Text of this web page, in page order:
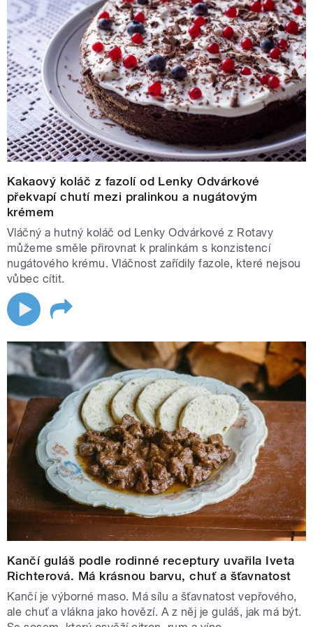
Kakaový koláč z fazolí od Lenky Odvárkové
překvapí chutí mezi pralinkou a nugátovým
krémem
Vláčný a hutný koláč od Lenky Odvárkové z Rotavy
můžeme směle přirovnat k pralinkám s konzistencí
nugátového krému. Vláčnost zařídily fazole, které nejsou
vůbec cítit.
Kančí guláš podle rodinné receptury uvařila Iveta
Richterová. Má krásnou barvu, chuť a šťavnatost
Kančí je výborné maso. Má sílu a šťavnatost vepřového,
ale chuť a vlákna jako hovězí. A z něj je guláš, jak má být.